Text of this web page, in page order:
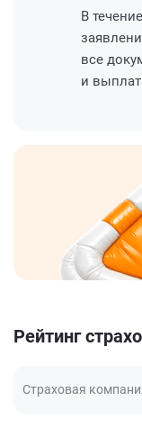
В
все
и
Рейтинг
Страховая